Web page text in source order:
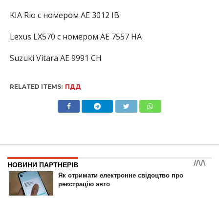
KIA Rio с номером АЕ 3012 ІВ
Lexus LX570 с номером АЕ 7557 НА
Suzuki Vitara АЕ 9991 СН
RELATED ITEMS: ПДД